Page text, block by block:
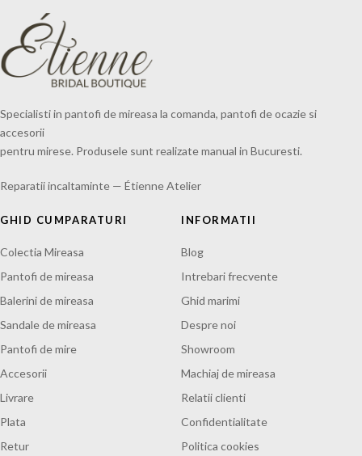
Specialisti in pantofi de mireasa la comanda, pantofi de ocazie si
accesorii
pentru mirese. Produsele sunt realizate manual in Bucuresti.
Reparatii incaltaminte — Étienne Atelier
GHID CUMPARATURI
Colectia Mireasa
Pantofi de mireasa
Balerini de mireasa
Sandale de mireasa
Pantofi de mire
Accesorii
Livrare
Plata
Retur
INFORMATII
Blog
Intrebari frecvente
Ghid marimi
Despre noi
Showroom
Machiaj de mireasa
Relatii clienti
Confidentialitate
Politica cookies